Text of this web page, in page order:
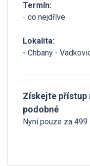
Termín:
- co nejdříve
Lokalita:
- Chbany -
Získejte přístup
podobné
Nyní pouze za